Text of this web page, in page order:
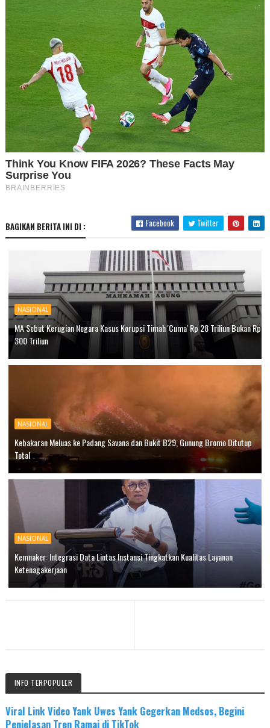
BAGIKAN BERITA INI DI : Facebook Twitter
NASIONAL
MA Sebut Kerugian Negara Kasus Korupsi Timah 'Cuma' Rp 28 Triliun Bukan Rp
300 Triliun
NASIONAL
Kebakaran Meluas ke Padang Savana dan Bukit B29, Gunung Bromo Ditutup
Total
NASIONAL
Kemnaker: Integrasi Data Lintas Instansi Tingkatkan Kualitas Layanan
Ketenagakerjaan
INFO TERPOPULER
Viral Link Video Yank Uwes Yank Gegerkan Medsos, Begini
Penjelasan Tren Ramai di TikTok